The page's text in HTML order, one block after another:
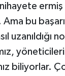
ermiş
bu
uzanıldığı
biliyorlar.